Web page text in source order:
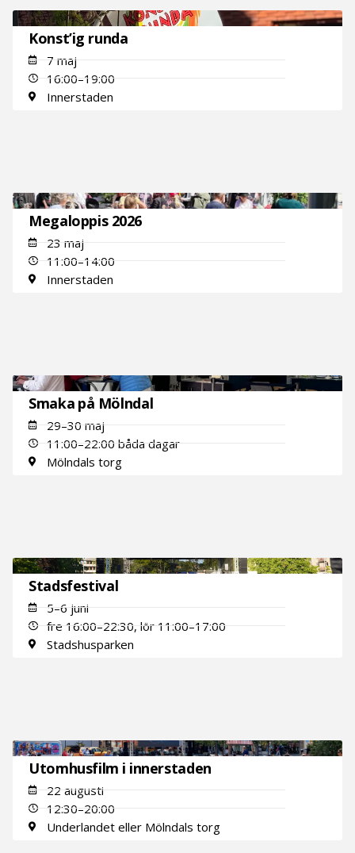
Konst’ig runda
7 maj
16:00–19:00
Innerstaden
Megaloppis 2026
23 maj
11:00–14:00
Innerstaden
Smaka på Mölndal
29–30 maj
11:00–22:00 båda dagar
Mölndals torg
Stadsfestival
5–6 juni
fre 16:00–22:30, lör 11:00–17:00
Stadshusparken
Utomhusfilm i innerstaden
22 augusti
12:30–20:00
Underlandet eller Mölndals torg